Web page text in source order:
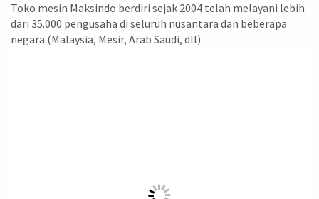
Toko mesin Maksindo berdiri sejak 2004 telah melayani lebih
dari 35.000 pengusaha di seluruh nusantara dan beberapa
negara (Malaysia, Mesir, Arab Saudi, dll)